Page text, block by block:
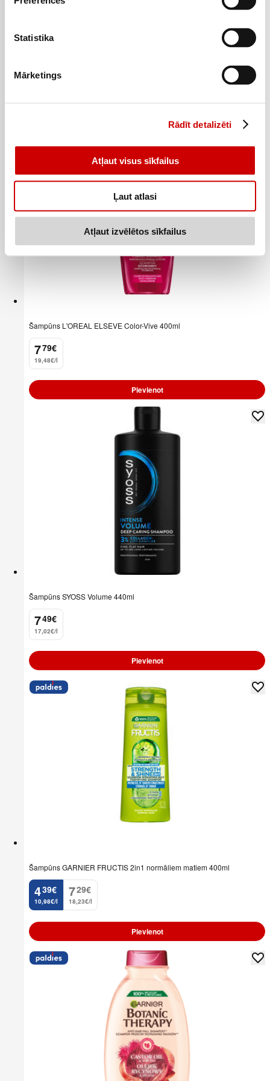
Statistika
Mārketings
Rādīt detalizēti
Atļaut visus sīkfailus
Ļaut atlasi
Atļaut izvēlētos sīkfailus
3
. 99€
Šampūns L'OREAL ELSEVE Color-Vive 400ml
7
. 79€
19,48€/l
Pievienot
Šampūns SYOSS Volume 440ml
7
. 49€
17,02€/l
Pievienot
Šampūns GARNIER FRUCTIS 2in1 normāliem matiem 400ml
4
. 39€
10,98€/l
7
. 29€
18,23€/l
Pievienot